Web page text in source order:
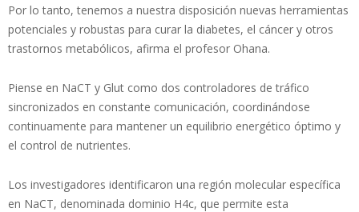
Por lo tanto, tenemos a nuestra disposición nuevas herramientas
potenciales y robustas para curar la diabetes, el cáncer y otros
trastornos metabólicos, afirma el profesor Ohana.
Piense en NaCT y Glut como dos controladores de tráfico
sincronizados en constante comunicación, coordinándose
continuamente para mantener un equilibrio energético óptimo y
el control de nutrientes.
Los investigadores identificaron una región molecular específica
en NaCT, denominada dominio H4c, que permite esta